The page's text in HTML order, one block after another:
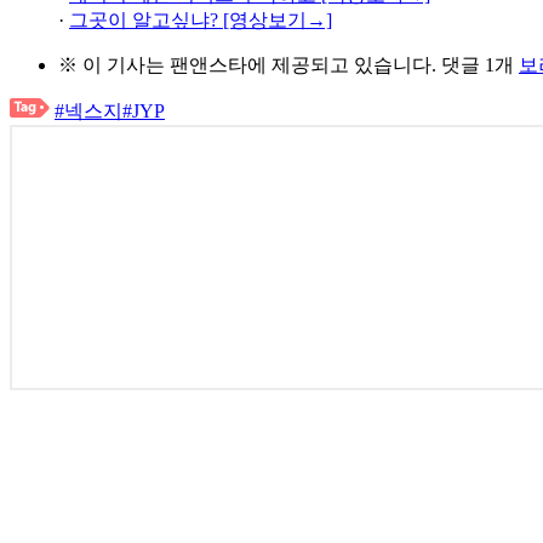
· 그곳이 알고싶냐? [영상보기→]
※ 이 기사는 팬앤스타에 제공되고 있습니다. 댓글 1개
#넥스지 #JYP